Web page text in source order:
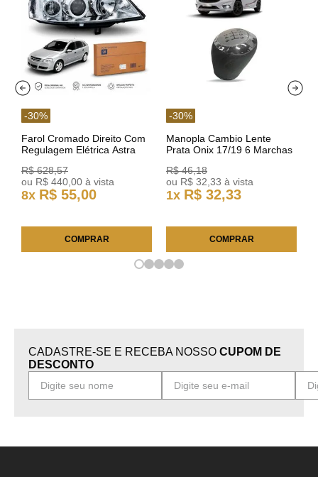
-30%
Farol Cromado Direito Com
Regulagem Elétrica Astra
R$ 628,57
ou R$ 440 00 à vista
8x R$ 55,00
COMPRAR
-30%
Manopla Cambio Lente
Prata Onix 17/19 6 Marchas
R$ 46,18
ou R$ 32 33 à vista
1x R$ 32,33
COMPRAR
CADASTRE-SE E RECEBA NOSSO CUPOM DE
DESCONTO